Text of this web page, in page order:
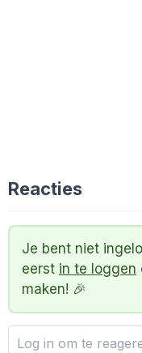
Reacties
Je bent niet
eerst in te loggen
maken! 🎉